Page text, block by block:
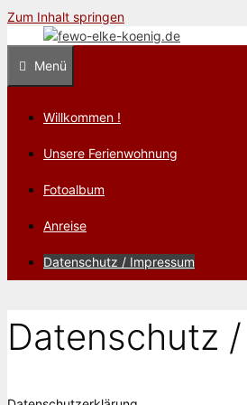
Zum Inhalt springen
Menü
Willkommen !
Unsere Ferienwohnung
Fotoalbum
Anreise
Datenschutz / Impressum
Datenschutz